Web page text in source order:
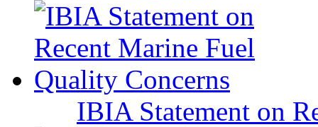
IBIA Statement on